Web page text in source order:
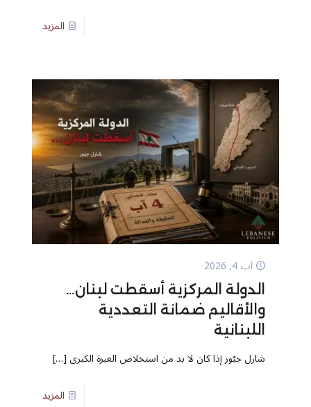
المزيد
آب 4, 2026
الدولة المركزية أسقطت لبنان…
والأقاليم ضمانة التعددية
اللبنانية
شارل جبّور إذا كان لا بد من استخلاص العبرة الكبرى[…]
المزيد